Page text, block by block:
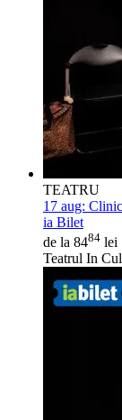
TEATRU
17 aug:
ia Bilet
de la 8484 lei
Teatrul In